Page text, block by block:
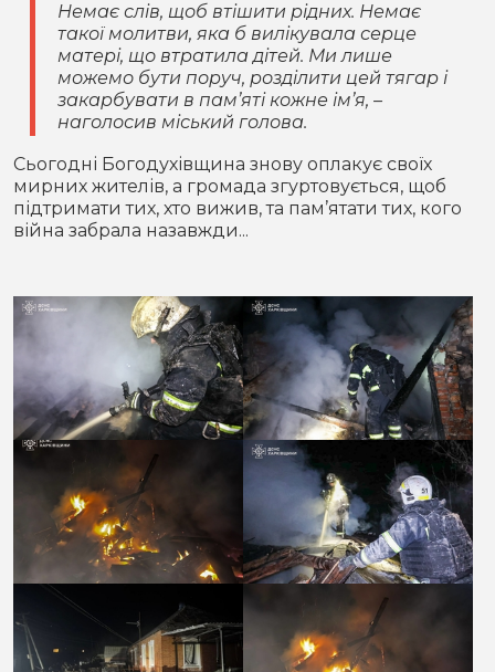
Немає слів, щоб втішити рідних. Немає
такої молитви, яка б вилікувала серце
матері, що втратила дітей. Ми лише
можемо бути поруч, розділити цей тягар і
закарбувати в пам’яті кожне ім’я, –
наголосив міський голова.
Сьогодні Богодухівщина знову оплакує своїх
мирних жителів, а громада згуртовується, щоб
підтримати тих, хто вижив, та пам’ятати тих, кого
війна забрала назавжди...